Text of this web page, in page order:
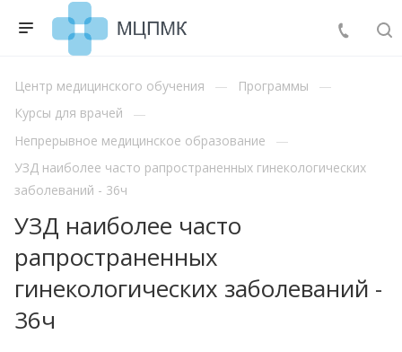
Центр медицинского обучения
Программы
Курсы для врачей
Непрерывное медицинское образование
УЗД наиболее часто рапространенных гинекологических
заболеваний - 36ч
УЗД наиболее часто
рапространенных
гинекологических заболеваний -
36ч